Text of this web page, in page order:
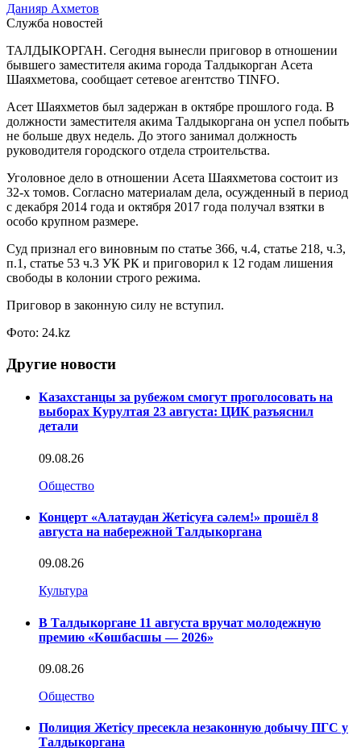
Данияр Ахметов
Служба новостей
ТАЛДЫКОРГАН. Сегодня вынесли приговор в отношении
бывшего заместителя акима города Талдыкорган Асета
Шаяхметова, сообщает сетевое агентство TINFO.
Асет Шаяхметов был задержан в октябре прошлого года. В
должности заместителя акима Талдыкоргана он успел побыть
не больше двух недель. До этого занимал должность
руководителя городского отдела строительства.
Уголовное дело в отношении Асета Шаяхметова состоит из
32-х томов. Согласно материалам дела, осужденный в период
с декабря 2014 года и октября 2017 года получал взятки в
особо крупном размере.
Суд признал его виновным по статье 366, ч.4, статье 218, ч.3,
п.1, статье 53 ч.3 УК РК и приговорил к 12 годам лишения
свободы в колонии строго режима.
Приговор в законную силу не вступил.
Фото: 24.kz
Другие новости
Казахстанцы за рубежом смогут проголосовать на
выборах Курултая 23 августа: ЦИК разъяснил
детали
09.08.26
Общество
Концерт «Алатаудан Жетісуға сәлем!» прошёл 8
августа на набережной Талдыкоргана
09.08.26
Культура
В Талдыкоргане 11 августа вручат молодежную
премию «Көшбасшы — 2026»
09.08.26
Общество
Полиция Жетісу пресекла незаконную добычу ПГС у
Талдыкоргана